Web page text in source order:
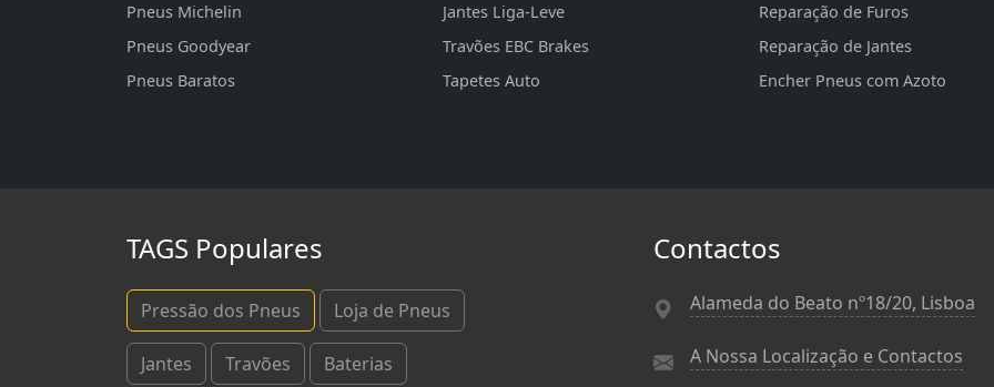
Pneus Michelin
Pneus Goodyear
Pneus Baratos
Jantes Liga-Leve
Travões EBC Brakes
Tapetes Auto
Reparação de Furos
Reparação de Jantes
Encher Pneus com Azoto
TAGS Populares
Pressão dos Pneus Loja de Pneus
Jantes Travões Baterias
Contactos
Alameda do Beato nº18/20, Lisboa
A Nossa Localização e Contactos